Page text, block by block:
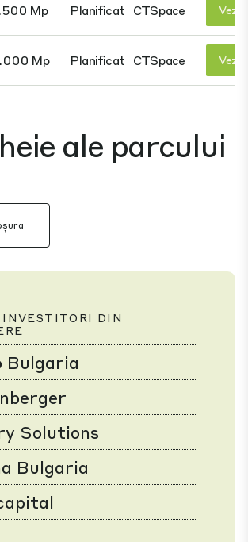
Mp Planificat CTSpace Vezi
Mp Planificat CTSpace Vezi
ale parcului
INVESTITORI DIN
Bulgaria
Solutions
Bulgaria